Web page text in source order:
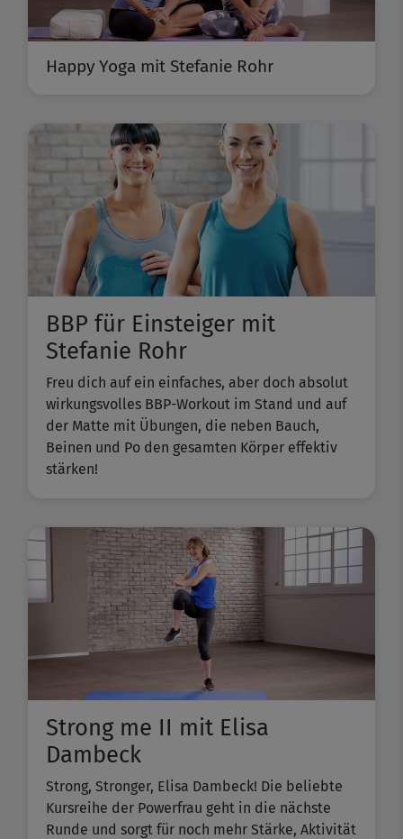
Happy Yoga mit Stefanie Rohr
BBP für Einsteiger mit
Stefanie Rohr
Freu dich auf ein einfaches, aber doch absolut
wirkungsvolles BBP-Workout im Stand und auf
der Matte mit Übungen, die neben Bauch,
Beinen und Po den gesamten Körper effektiv
stärken!
Strong me II mit Elisa
Dambeck
Strong, Stronger, Elisa Dambeck! Die beliebte
Kursreihe der Powerfrau geht in die nächste
Runde und sorgt für noch mehr Stärke, Aktivität